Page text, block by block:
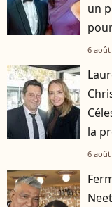
un
6 août
la
6 août